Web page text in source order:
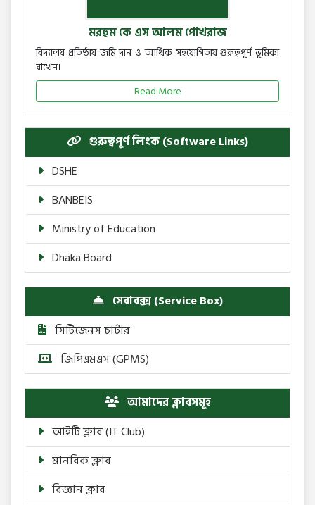
মরহুম কে এস আলম পোখরাজ
বিদ্যালয় প্রতিষ্ঠায় জমি দান ও আর্থিক সহযোগিতায় গুরুত্বপূর্ণ ভূমিকা
রাখেন।
Read More
গুরুত্বপূর্ণ লিংক (Software Links)
DSHE
BANBEIS
Ministry of Education
Dhaka Board
সেবাবক্স (Service Box)
সিটিজেনস চার্টার
জিপিএমএস (GPMS)
আমাদের ক্লাবসমূহ
আইটি ক্লাব (IT Club)
মানবিক ক্লাব
বিজ্ঞান ক্লাব